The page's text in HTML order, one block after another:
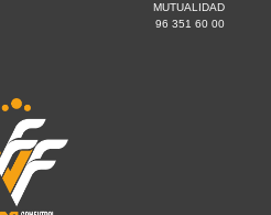
MUTUALIDAD
96 351 60 00